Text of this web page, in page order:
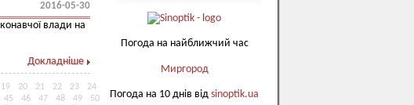
2016-05-30
влади на
Докладніше
19 20 21 22 23
24
45 46 47 48 49
50
Погода на найближчий час
Миргород
Погода на 10 днів від sinoptik.ua